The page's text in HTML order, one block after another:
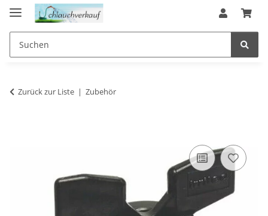
Zurück zur Liste Zubehör